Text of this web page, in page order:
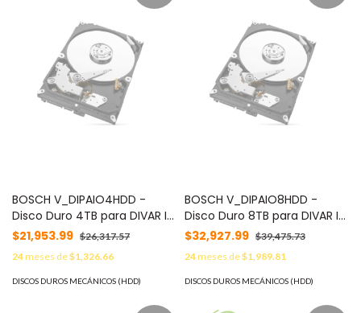
BOSCH V_DIPAIO4HDD -
Disco Duro 4TB para DIVAR IP
/ SATA-3 / 7200 RPM / 3,5“
$21,953.99 $26,317.57
24meses de$1,326.66
DISCOS DUROS MECÁNICOS (HDD)
BOSCH V_DIPAIO8HDD -
Disco Duro 8TB para DIVAR IP
/ SATA-3 / 7200 RPM / 3,5“
$32,927.99 $39,475.73
24meses de$1,989.81
DISCOS DUROS MECÁNICOS (HDD)